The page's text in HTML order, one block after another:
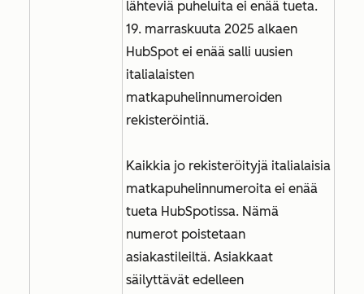
lähteviä puheluita ei enää tueta.
19. marraskuuta 2025 alkaen
HubSpot ei enää salli uusien
italialaisten
matkapuhelinnumeroiden
rekisteröintiä.
Kaikkia jo rekisteröityjä italialaisia
matkapuhelinnumeroita ei enää
tueta HubSpotissa. Nämä
numerot poistetaan
asiakastileiltä. Asiakkaat
säilyttävät edelleen